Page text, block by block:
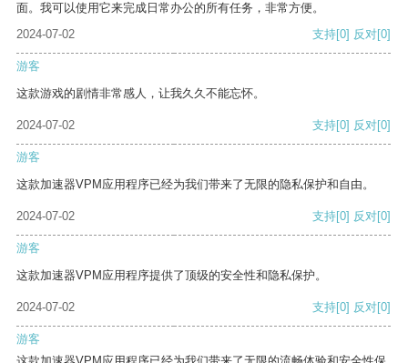
面。我可以使用它来完成日常办公的所有任务，非常方便。
2024-07-02
支持[0] 反对[0]
游客
这款游戏的剧情非常感人，让我久久不能忘怀。
2024-07-02 支持[0] 反对[0]
游客
这款加速器VPM应用程序已经为我们带来了无限的隐私保护和自由。
2024-07-02 支持[0] 反对[0]
游客
这款加速器VPM应用程序提供了顶级的安全性和隐私保护。
2024-07-02 支持[0] 反对[0]
游客